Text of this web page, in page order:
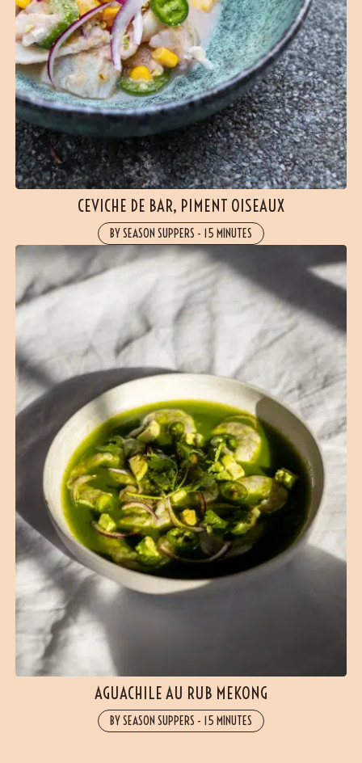
CEVICHE DE BAR, PIMENT OISEAUX
BY SEASON SUPPERS - 15 MINUTES
AGUACHILE AU RUB MEKONG
BY SEASON SUPPERS - 15 MINUTES